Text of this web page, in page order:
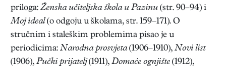
priloga: Ženska učiteljska škola u Pazinu (str. 90–94) i
Moj ideal(o odgoju u školama, str. 159–171). O
stručnim i staleškim problemima pisao je u
periodicima: Narodna prosvjeta(1906–1910), Novi list
(1906), Pučki prijatelj(1911), Domaće ognjište (1912),